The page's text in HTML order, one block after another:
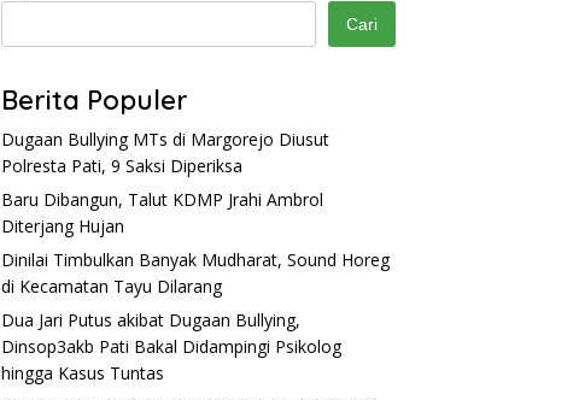
Cari
Berita Populer
Dugaan Bullying MTs di Margorejo Diusut
Polresta Pati, 9 Saksi Diperiksa
Baru Dibangun, Talut KDMP Jrahi Ambrol
Diterjang Hujan
Dinilai Timbulkan Banyak Mudharat, Sound Horeg
di Kecamatan Tayu Dilarang
Dua Jari Putus akibat Dugaan Bullying,
Dinsop3akb Pati Bakal Didampingi Psikolog
hingga Kasus Tuntas